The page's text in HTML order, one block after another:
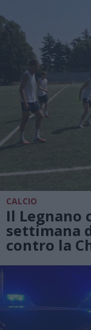
CALCIO
Il Legnano
settimana
contro la